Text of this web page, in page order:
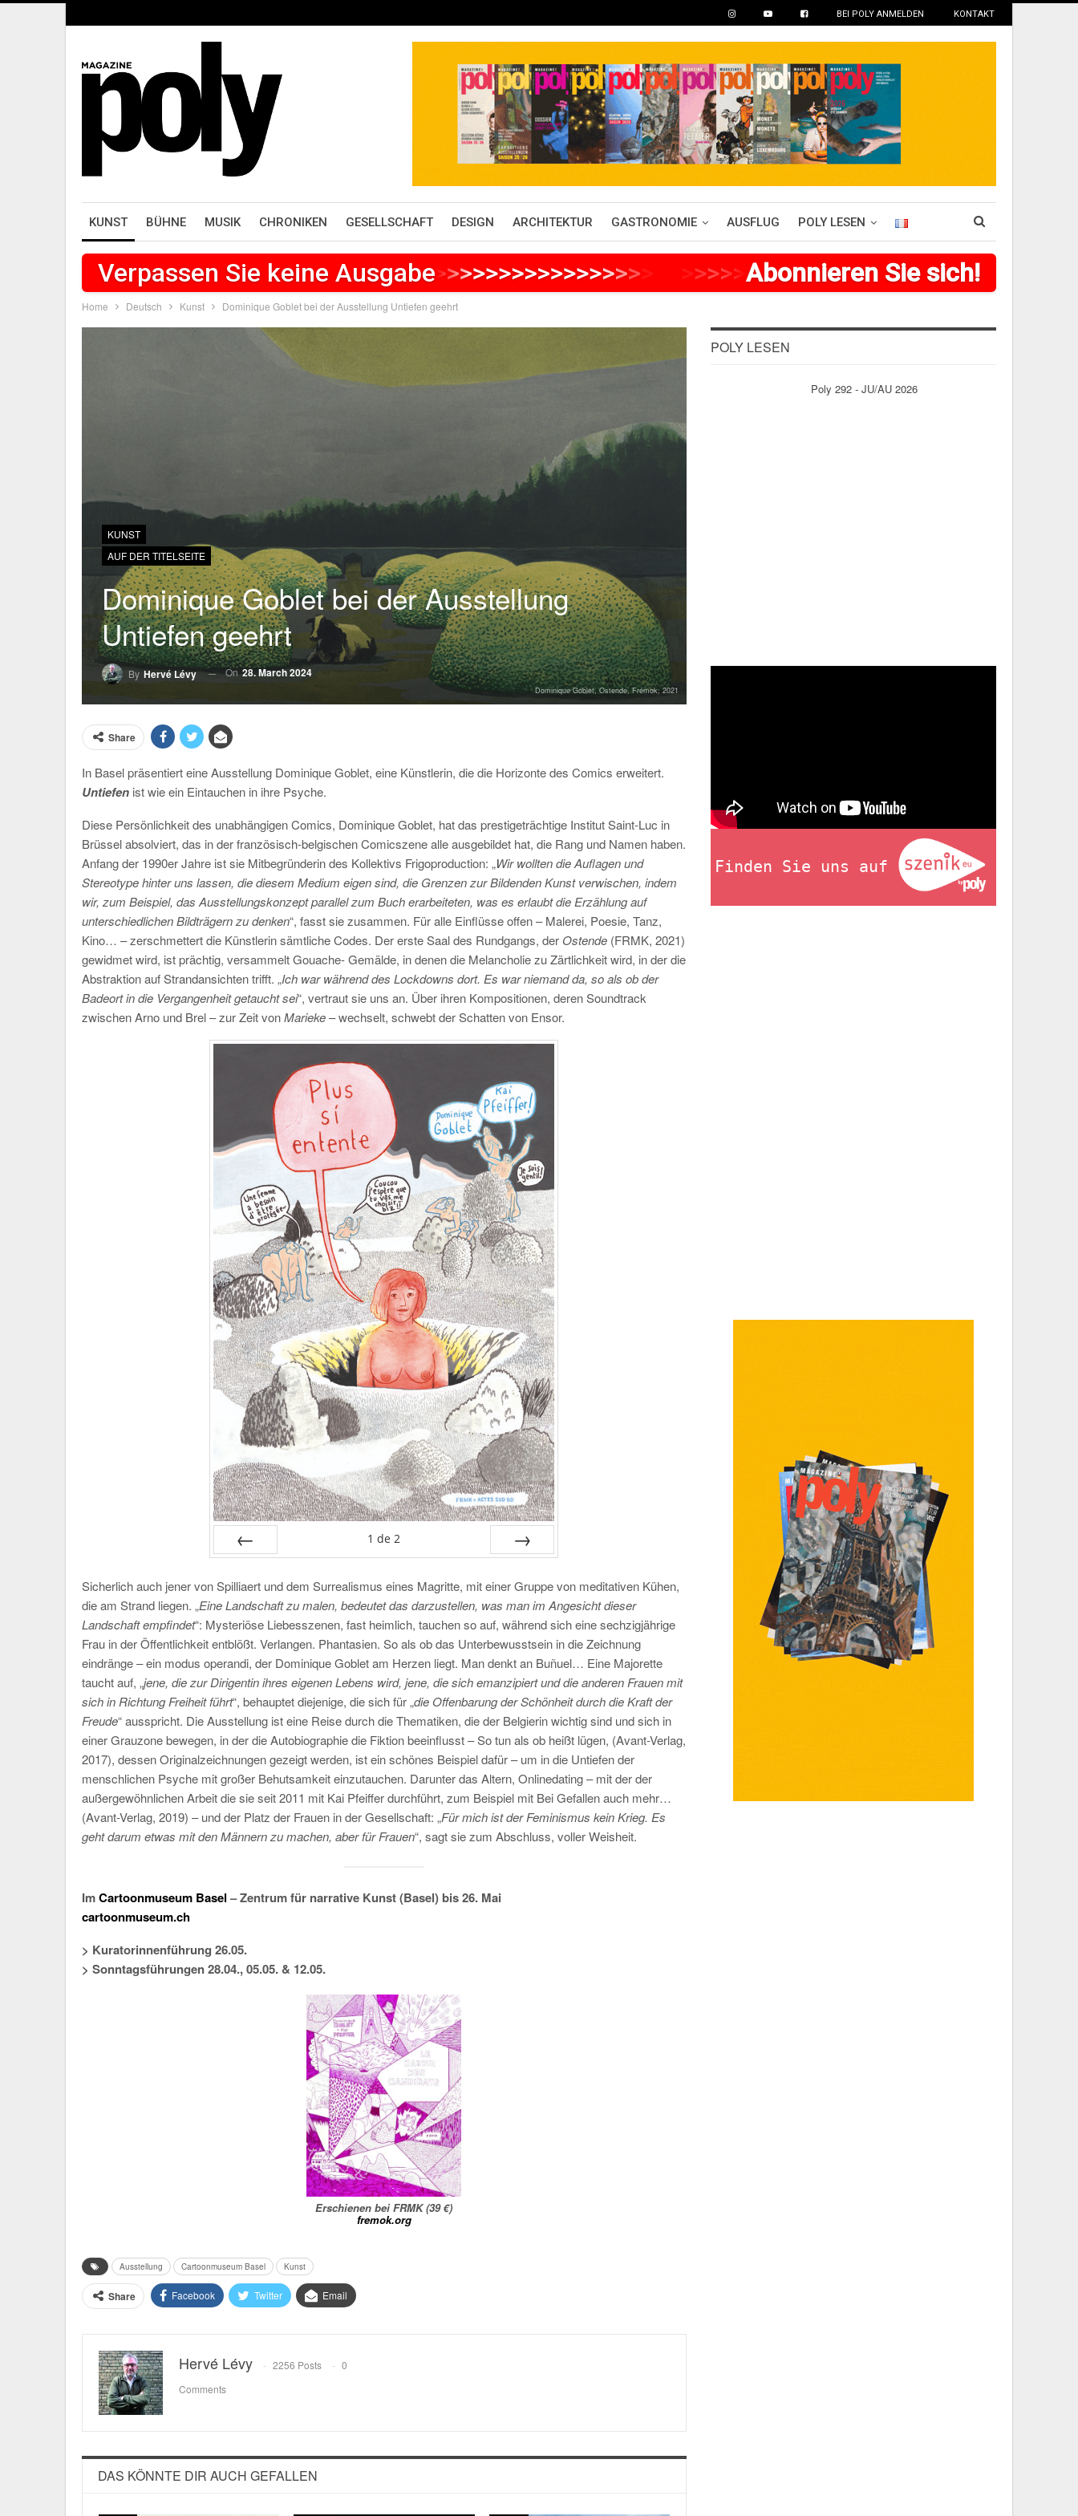
BEI POLY ANMELDEN KONTAKT
KUNST BÜHNE MUSIK CHRONIKEN GESELLSCHAFT DESIGN ARCHITEKTUR GASTRONOMIE AUSFLUG POLY LESEN
Verpassen Sie keine Ausgabe>>>>>>>>>>>>>>>> >>>>>>>>>> >
Abonnieren Sie sich!
Home Deutsch Kunst Dominique Goblet bei der Ausstellung Untiefen geehrt
KUNST
AUF DER TITELSEITE
Dominique Goblet bei der Ausstellung
Untiefen geehrt
By Hervé Lévy On 28. March 2024
Dominique Goblet, Ostende, Frémok, 2021
Share
In Basel präsentiert eine Ausstellung Dominique Goblet, eine Künstlerin, die die Horizonte des Comics erweitert.
Untiefen ist wie ein Eintauchen in ihre Psyche.
Diese Persönlichkeit des unabhängigen Comics, Dominique Goblet, hat das prestigeträchtige Institut Saint-Luc in
Brüssel absolviert, das in der französisch-belgischen Comicszene alle ausgebildet hat, die Rang und Namen haben.
Anfang der 1990er Jahre ist sie Mitbegründerin des Kollektivs Frigoproduction: „Wir wollten die Auflagen und
Stereotype hinter uns lassen, die diesem Medium eigen sind, die Grenzen zur Bildenden Kunst verwischen, indem
wir, zum Beispiel, das Ausstellungskonzept parallel zum Buch erarbeiteten, was es erlaubt die Erzählung auf
unterschiedlichen Bildträgern zu denken“, fasst sie zusammen. Für alle Einflüsse offen – Malerei, Poesie, Tanz,
Kino… – zerschmettert die Künstlerin sämtliche Codes. Der erste Saal des Rundgangs, der Ostende (FRMK, 2021)
gewidmet wird, ist prächtig, versammelt Gouache- Gemälde, in denen die Melancholie zu Zärtlichkeit wird, in der die
Abstraktion auf Strandansichten trifft. „Ich war während des Lockdowns dort. Es war niemand da, so als ob der
Badeort in die Vergangenheit getaucht sei“, vertraut sie uns an. Über ihren Kompositionen, deren Soundtrack
zwischen Arno und Brel – zur Zeit vonMarieke– wechselt, schwebt der Schatten von Ensor.
1 de 2
Sicherlich auch jener von Spilliaert und dem Surrealismus eines Magritte, mit einer Gruppe von meditativen Kühen,
die am Strand liegen. „Eine Landschaft zu malen, bedeutet das darzustellen, was man im Angesicht dieser
Landschaft empfindet“: Mysteriöse Liebesszenen, fast heimlich, tauchen so auf, während sich eine sechzigjährige
Frau in der Öffentlichkeit entblößt. Verlangen. Phantasien. So als ob das Unterbewusstsein in die Zeichnung
eindränge – ein modus operandi, der Dominique Goblet am Herzen liegt. Man denkt an Buñuel… Eine Majorette
taucht auf, „jene, die zur Dirigentin ihres eigenen Lebens wird, jene, die sich emanzipiert und die anderen Frauen mit
sich in Richtung Freiheit führt“, behauptet diejenige, die sich für „die Offenbarung der Schönheit durch die Kraft der
Freude“ ausspricht. Die Ausstellung ist eine Reise durch die Thematiken, die der Belgierin wichtig sind und sich in
einer Grauzone bewegen, in der die Autobiographie die Fiktion beeinflusst – So tun als ob heißt lügen, (Avant-Verlag,
2017), dessen Originalzeichnungen gezeigt werden, ist ein schönes Beispiel dafür – um in die Untiefen der
menschlichen Psyche mit großer Behutsamkeit einzutauchen. Darunter das Altern, Onlinedating – mit der der
außergewöhnlichen Arbeit die sie seit 2011 mit Kai Pfeiffer durchführt, zum Beispiel mit Bei Gefallen auch mehr…
(Avant-Verlag, 2019) – und der Platz der Frauen in der Gesellschaft: „Für mich ist der Feminismus kein Krieg. Es
geht darum etwas mit den Männern zu machen, aber für Frauen“, sagt sie zum Abschluss, voller Weisheit.
ImCartoonmuseum Basel – Zentrum für narrative Kunst (Basel) bis 26. Mai
cartoonmuseum.ch
> Kuratorinnenführung 26.05.
> Sonntagsführungen 28.04., 05.05. & 12.05.
Erschienen bei FRMK (39 €)
fremok.org
Ausstellung Cartoonmuseum Basel Kunst
Share Facebook Twitter Email
Hervé Lévy 2256 Posts
0
Comments
DAS KÖNNTE DIR AUCH GEFALLEN
POLY LESEN
Poly 292 - JU/AU 2026
Finden Sie uns auf